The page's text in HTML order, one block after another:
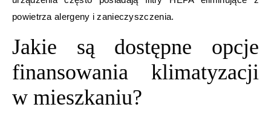
powietrza alergeny i zanieczyszczenia.
Jakie są dostępne opcje
finansowania klimatyzacji
w mieszkaniu?